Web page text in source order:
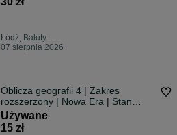
Łódź, Bałuty
07 sierpnia 2026
Oblicza geografii 4 | Zakres
rozszerzony | Nowa Era | Stan
dobry
Używane
15 zł